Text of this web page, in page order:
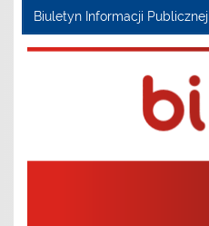
Biuletyn Informacji Publicznej